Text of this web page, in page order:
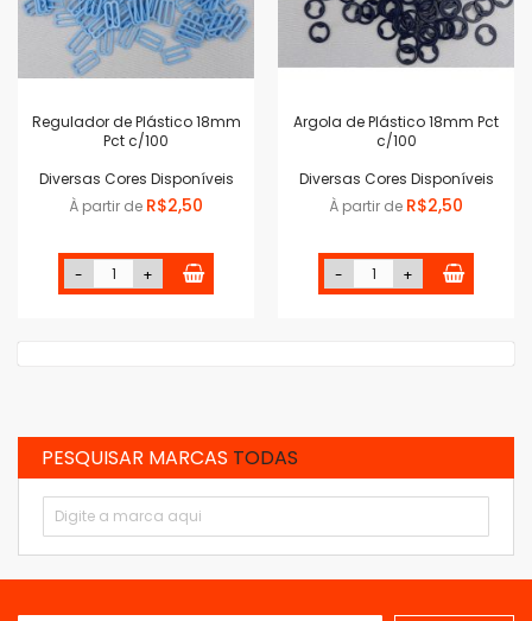
Regulador de Plástico 18mm
Pct c/100
Diversas Cores Disponíveis
À partir de R$2,50
- +
Argola de Plástico 18mm Pct
c/100
Diversas Cores Disponíveis
À partir de R$2,50
- +
PESQUISAR MARCAS TODAS